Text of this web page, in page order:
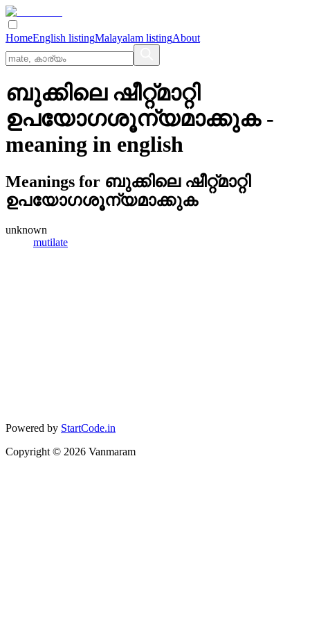
HomeEnglish listingMalayalam listingAbout
ബുക്കിലെ ഷീറ്റ്മാറ്റി
ഉപയോഗശൂന്യമാക്കുക-
meaning in english
Meanings for ബുക്കിലെ ഷീറ്റ്മാറ്റി
ഉപയോഗശൂന്യമാക്കുക
unknown
mutilate
Powered by StartCode.in
Copyright © 2026 Vanmaram